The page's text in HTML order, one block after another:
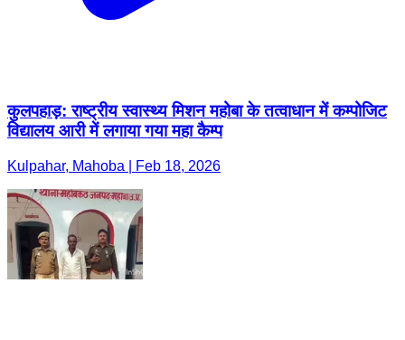
कुलपहाड़: राष्ट्रीय स्वास्थ्य मिशन महोबा के तत्वाधान में कम्पोजिट
विद्यालय आरी में लगाया गया महा कैम्प
Kulpahar, Mahoba | Feb 18, 2026